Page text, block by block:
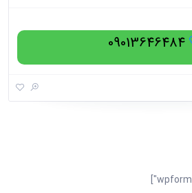
09013646484